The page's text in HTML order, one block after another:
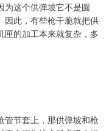
为这个供弹坡它不是圆
因此，有些枪干脆就把供
匣的加工本来就复杂，多
管节套上，那供弹坡和枪